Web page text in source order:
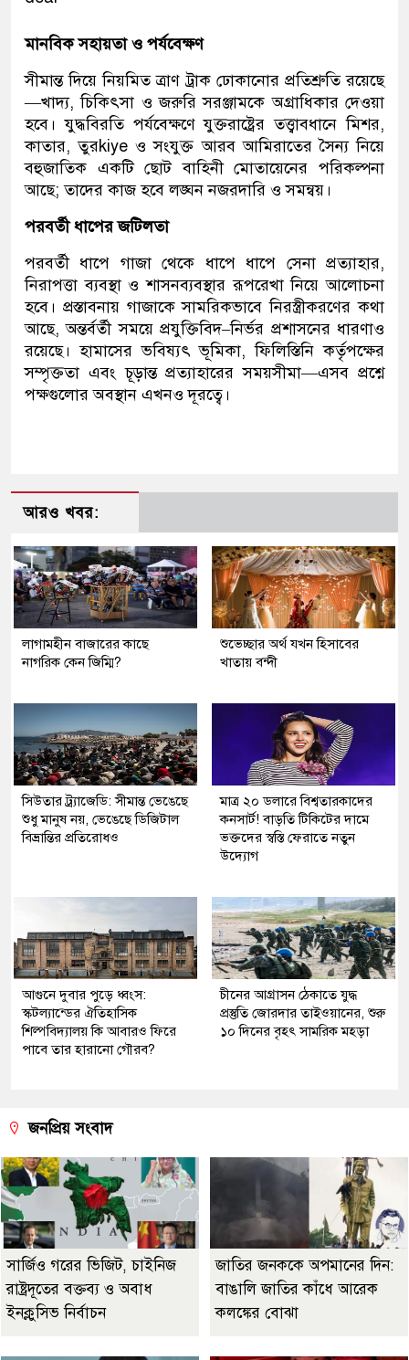
মানবিক সহায়তা ও পর্যবেক্ষণ
সীমান্ত দিয়ে নিয়মিত ত্রাণ ট্রাক ঢোকানোর প্রতিশ্রুতি রয়েছে
—খাদ্য, চিকিৎসা ও জরুরি সরঞ্জামকে অগ্রাধিকার দেওয়া
হবে। যুদ্ধবিরতি পর্যবেক্ষণে যুক্তরাষ্ট্রের তত্ত্বাবধানে মিশর,
কাতার, তুরkiye ও সংযুক্ত আরব আমিরাতের সৈন্য নিয়ে
বহুজাতিক একটি ছোট বাহিনী মোতায়েনের পরিকল্পনা
আছে; তাদের কাজ হবে লঙ্ঘন নজরদারি ও সমন্বয়।
পরবর্তী ধাপের জটিলতা
পরবর্তী ধাপে গাজা থেকে ধাপে ধাপে সেনা প্রত্যাহার,
নিরাপত্তা ব্যবস্থা ও শাসনব্যবস্থার রূপরেখা নিয়ে আলোচনা
হবে। প্রস্তাবনায় গাজাকে সামরিকভাবে নিরস্ত্রীকরণের কথা
আছে, অন্তর্বর্তী সময়ে প্রযুক্তিবিদ–নির্ভর প্রশাসনের ধারণাও
রয়েছে। হামাসের ভবিষ্যৎ ভূমিকা, ফিলিস্তিনি কর্তৃপক্ষের
সম্পৃক্ততা এবং চূড়ান্ত প্রত্যাহারের সময়সীমা—এসব প্রশ্নে
পক্ষগুলোর অবস্থান এখনও দূরত্বে।
আরও খবর:
লাগামহীন বাজারের কাছে
নাগরিক কেন জিম্মি?
শুভেচ্ছার অর্থ যখন হিসাবের
খাতায় বন্দী
সিউতার ট্র্যাজেডি: সীমান্ত ভেঙেছে
শুধু মানুষ নয়, ভেঙেছে ডিজিটাল
বিভ্রান্তির প্রতিরোধও
মাত্র ২০ ডলারে বিশ্বতারকাদের
কনসার্ট! বাড়তি টিকিটের দামে
ভক্তদের স্বস্তি ফেরাতে নতুন
উদ্যোগ
আগুনে দুবার পুড়ে ধ্বংস:
স্কটল্যান্ডের ঐতিহাসিক
শিল্পবিদ্যালয় কি আবারও ফিরে
পাবে তার হারানো গৌরব?
চীনের আগ্রাসন ঠেকাতে যুদ্ধ
প্রস্তুতি জোরদার তাইওয়ানের, শুরু
১০ দিনের বৃহৎ সামরিক মহড়া
জনপ্রিয় সংবাদ
সার্জিও গরের ভিজিট, চাইনিজ
রাষ্ট্রদূতের বক্তব্য ও অবাধ
ইনক্লুসিভ নির্বাচন
জাতির জনককে অপমানের দিন:
বাঙালি জাতির কাঁধে আরেক
কলঙ্কের বোঝা